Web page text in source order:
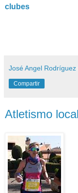
clubes
José Angel Rodríguez
Compartir
Atletismo